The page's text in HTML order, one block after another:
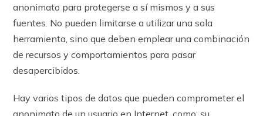
anonimato para protegerse a sí mismos y a sus
fuentes. No pueden limitarse a utilizar una sola
herramienta, sino que deben emplear una combinación
de recursos y comportamientos para pasar
desapercibidos.
Hay varios tipos de datos que pueden comprometer el
anonimato de un usuario en Internet, como: su